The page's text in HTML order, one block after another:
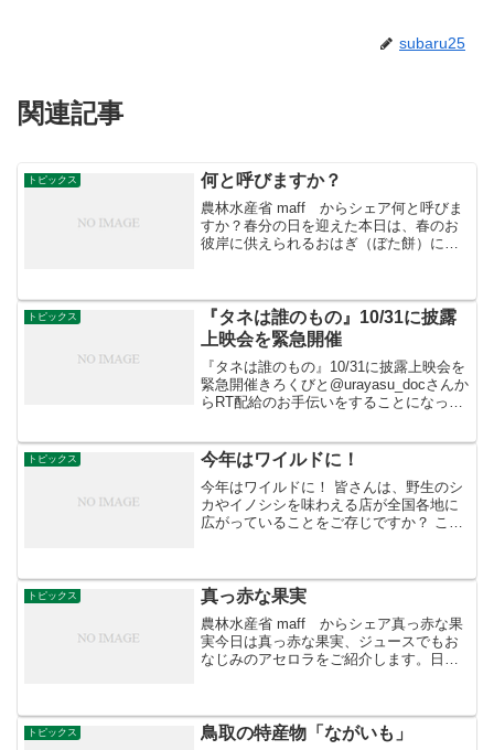
subaru25
関連記事
トピックス 何と呼びますか？
農林水産省 maff からシェア何と呼びま
すか？春分の日を迎えた本日は、春のお
彼岸に供えられるおはぎ（ぼた餅）につ
した。小豆の粒あん...
トピックス
『タネは誰のもの』10/31に披露
上映会を緊急開催
『タネは誰のもの』10/31に披露上映会を
緊急開催きろくびと@urayasu_docさんか
らRT配給のお手伝いをすることになった
下旬からの臨時国会で、春に審議見送り
とな...
トピックス 今年はワイルドに！
今年はワイルドに！ 皆さんは、野生のシ
カやイノシシを味わえる店が全国各地に
広がっていることをご存じですか？ こう
食べられるようになっ...
トピックス 真っ赤な果実
農林水産省 maff からシェア真っ赤な果
実今日は真っ赤な果実、ジュースでもお
なじみのアセロラをご紹介します。日本
回はアセローラで統一...
トピックス 鳥取の特産物「ながいも」